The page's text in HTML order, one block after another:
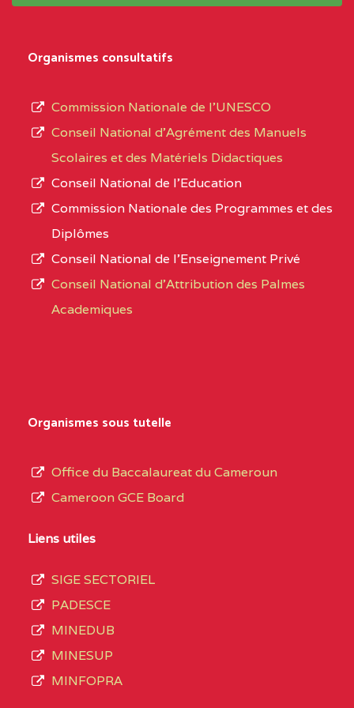
NORD
MERI
EXTREME-
NORD
CETIC DE LOULOU
0CN1TEFD101094115
EXTREME-
NORD
0EI1TEFD100495110
NORD
KOUSSERI
NORD
EXTREME-
NORD
type
L’offre
d’éducation
de
du
de
septembre
2020
compte
3408
Organismes consultatifs
Commission Nationale de l’UNESCO
Conseil National d’Agrément des Manuels
Scolaires et des Matériels Didactiques
Conseil National de l’Education
Commission Nationale des Programmes et des
Diplômes
Conseil National de l’Enseignement Privé
Conseil National d'Attribution des Palmes
Academiques
Organismes sous tutelle
Office du Baccalaureat du Cameroun
Cameroon GCE Board
Liens utiles
SIGE SECTORIEL
PADESCE
MINEDUB
MINESUP
MINFOPRA